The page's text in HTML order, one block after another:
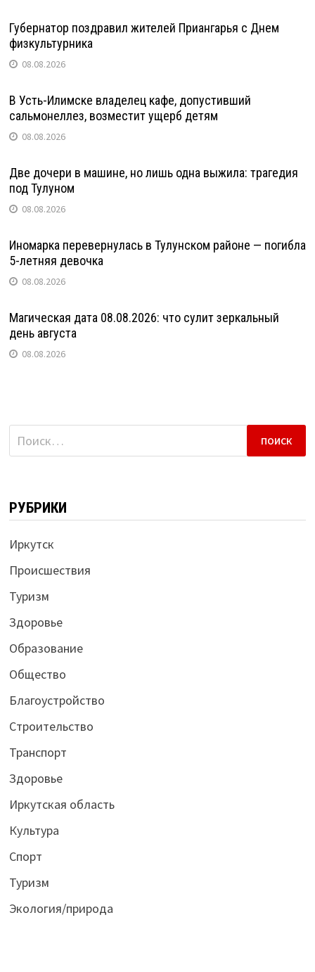
Губернатор поздравил жителей Приангарья с Днем
физкультурника
08.08.2026
В Усть-Илимске владелец кафе, допустивший
сальмонеллез, возместит ущерб детям
08.08.2026
Две дочери в машине, но лишь одна выжила: трагедия
под Тулуном
08.08.2026
Иномарка перевернулась в Тулунском районе — погибла
5-летняя девочка
08.08.2026
Магическая дата 08.08.2026: что сулит зеркальный
день августа
08.08.2026
Найти:
РУБРИКИ
Иркутск
Происшествия
Туризм
Здоровье
Образование
Общество
Благоустройство
Строительство
Транспорт
Здоровье
Иркутская область
Культура
Спорт
Туризм
Экология/природа